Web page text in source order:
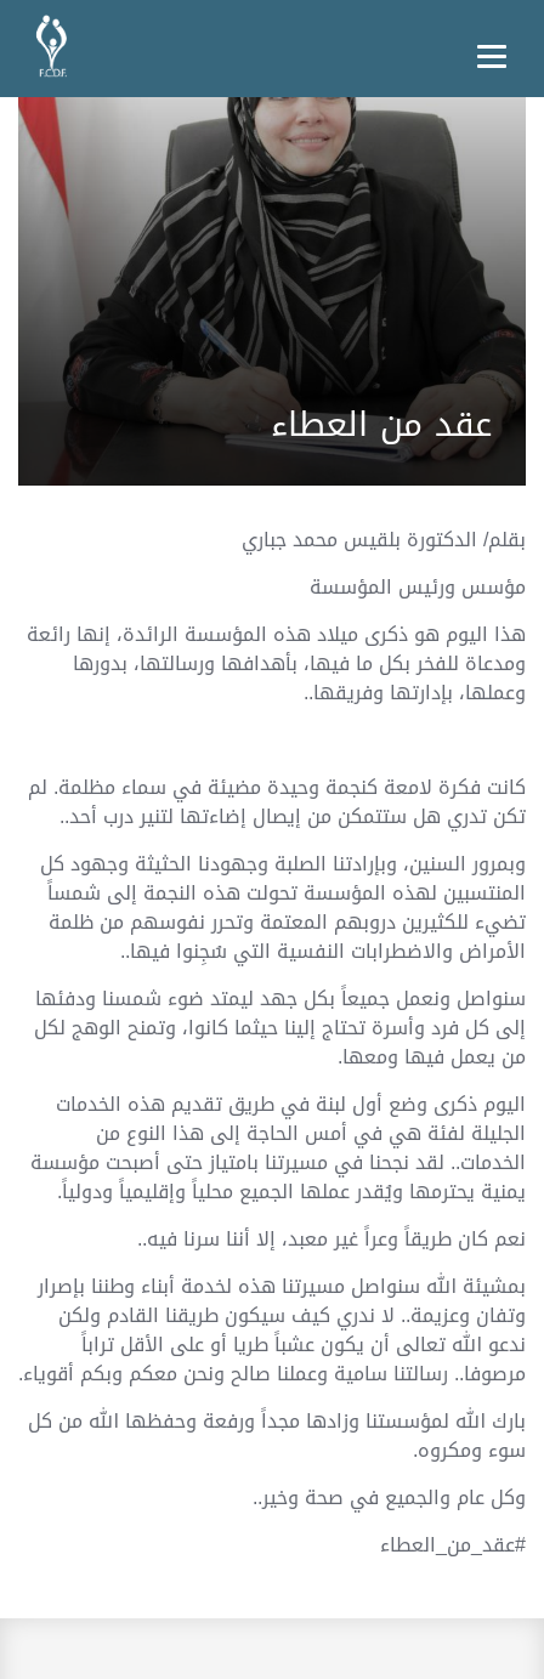
عقد من العطاء
بقلم/ الدكتورة بلقيس محمد جباري
مؤسس ورئيس المؤسسة
هذا اليوم هو ذكرى ميلاد هذه المؤسسة الرائدة، إنها رائعة
ومدعاة للفخر بكل ما فيها، بأهدافها ورسالتها، بدورها
وعملها، بإدارتها وفريقها..
كانت فكرة لامعة كنجمة وحيدة مضيئة في سماء مظلمة. لم
تكن تدري هل ستتمكن من إيصال إضاءتها لتنير درب أحد..
وبمرور السنين، وبإرادتنا الصلبة وجهودنا الحثيثة وجهود كل
المنتسبين لهذه المؤسسة تحولت هذه النجمة إلى شمساً
تضيء للكثيرين دروبهم المعتمة وتحرر نفوسهم من ظلمة
الأمراض والاضطرابات النفسية التي سُجِنوا فيها..
سنواصل ونعمل جميعاً بكل جهد ليمتد ضوء شمسنا ودفئها
إلى كل فرد وأسرة تحتاج إلينا حيثما كانوا، وتمنح الوهج لكل
من يعمل فيها ومعها.
اليوم ذكرى وضع أول لبنة في طريق تقديم هذه الخدمات
الجليلة لفئة هي في أمس الحاجة إلى هذا النوع من
الخدمات.. لقد نجحنا في مسيرتنا بامتياز حتى أصبحت مؤسسة
يمنية يحترمها ويُقدر عملها الجميع محلياً وإقليمياً ودولياً.
نعم كان طريقاً وعراً غير معبد، إلا أننا سرنا فيه..
بمشيئة الله سنواصل مسيرتنا هذه لخدمة أبناء وطننا بإصرار
وتفان وعزيمة.. لا ندري كيف سيكون طريقنا القادم ولكن
ندعو الله تعالى أن يكون عشباً طريا أو على الأقل تراباً
مرصوفا.. رسالتنا سامية وعملنا صالح ونحن معكم وبكم أقوياء.
بارك الله لمؤسستنا وزادها مجداً ورفعة وحفظها الله من كل
سوء ومكروه.
وكل عام والجميع في صحة وخير..
#عقد_من_العطاء